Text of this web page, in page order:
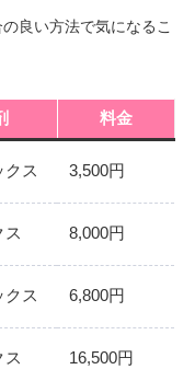
良い方法で気になるこ
料金
クス 3,500円
ス 8,000円
クス 6,800円
ス 16,500円